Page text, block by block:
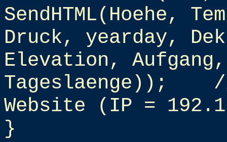
SendHTML(Hoehe,
Druck, yearday,
Elevation,
Tageslaenge));
Website (IP =
}